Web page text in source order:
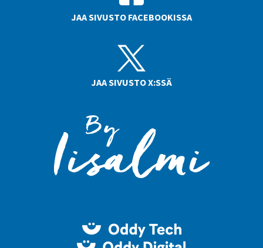
JAA SIVUSTO FACEBOOKISSA
JAA SIVUSTO X:SSÄ